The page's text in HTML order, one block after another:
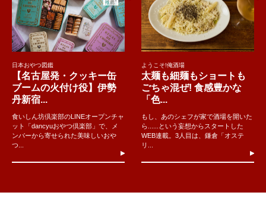
日本おやつ図鑑
【名古屋発・クッキー缶
ブームの火付け役】伊勢
丹新宿...
食いしん坊倶楽部のLINEオープンチャ
ット「dancyuおやつ倶楽部」で、メ
ンバーから寄せられた美味しいおや
つ...
ようこそ!俺酒場
太麺も細麺もショートも
ごちゃ混ぜ! 食感豊かな
「色...
もし、あのシェフが家で酒場を開いた
ら......という妄想からスタートした
WEB連載。3人目は、鎌倉「オステ
リ...